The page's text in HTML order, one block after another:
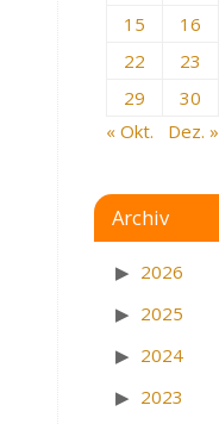
15
16
22
23
29
30
« Okt.
Dez. »
Archiv
2026
2025
2024
2023